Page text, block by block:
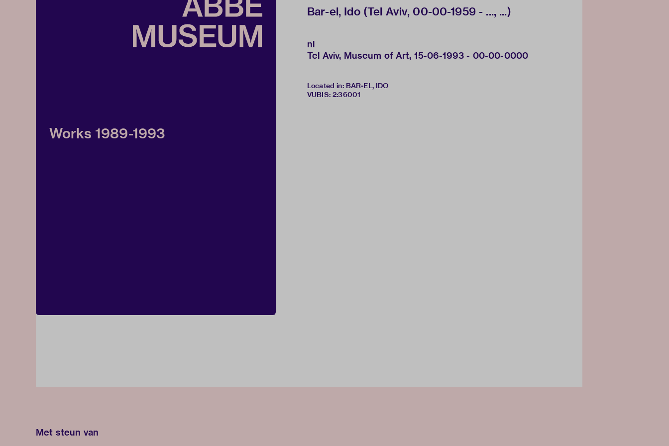
Works 1989-1993
Bar-el, Ido (Tel Aviv, 00-00-1959 - ..., ...)
nl
Tel Aviv, Museum of Art, 15-06-1993 - 00-00-0000
Located in: BAR-EL, IDO
VUBIS: 2:36001
Met steun van